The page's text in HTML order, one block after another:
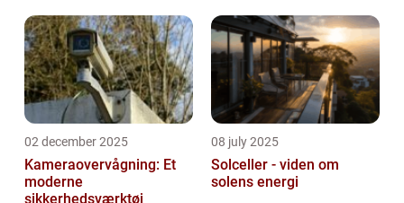
02 december 2025
Kameraovervågning: Et
moderne
sikkerhedsværktøj
08 july 2025
Solceller - viden om
solens energi